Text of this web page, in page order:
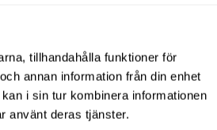
tillhandahålla funktioner för
annan information från din enhet
i sin tur kombinera informationen
använt deras tjänster.